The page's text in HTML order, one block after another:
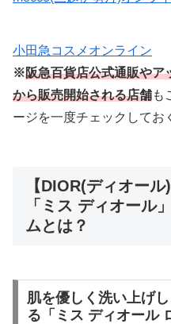
小田急コスメオンライン
※阪急百貨店公式通販やア
から販売開始される店舗も
ージを一度チェックしてお
【DIOR(ディオー
「ミス ディオール
ムとは？
肌を優しく洗い上げ
る「ミス ディオール